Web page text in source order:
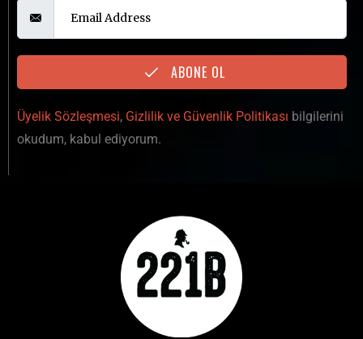
ABONE OL
Üyelik Sözleşmesi, Gizlilik ve Güvenlik Politikası bilgilerini
okudum, kabul ediyorum.